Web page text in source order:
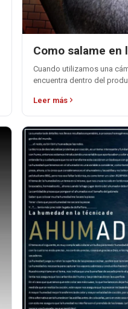
Como salame en
Cuando utilizamos una
encuentra dentro del
Leer más